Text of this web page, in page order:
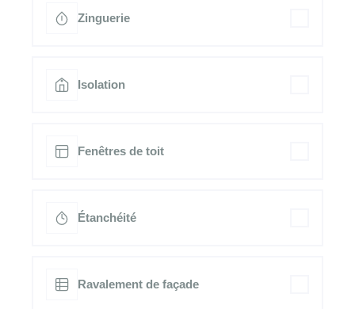
Zinguerie
Isolation
Fenêtres de toit
Étanchéité
Ravalement de façade